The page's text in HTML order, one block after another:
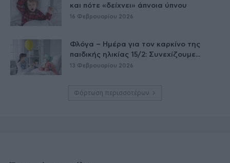
και πότε «δείχνει» άπνοια ύπνου
16 Φεβρουαρίου 2026
Φλόγα – Ημέρα για τον καρκίνο της
παιδικής ηλικίας 15/2: Συνεχίζουμε...
13 Φεβρουαρίου 2026
Φόρτωση περισσοτέρων